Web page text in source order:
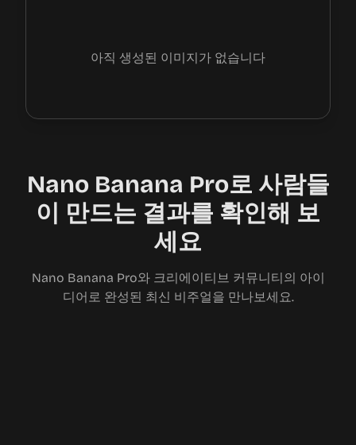
아직 생성된 이미지가 없습니다
Nano Banana Pro로 사람들
이 만드는 결과를 확인해 보
세요
Nano Banana Pro와 크리에이티브 커뮤니티의 아이
디어로 완성된 최신 비주얼을 만나보세요.